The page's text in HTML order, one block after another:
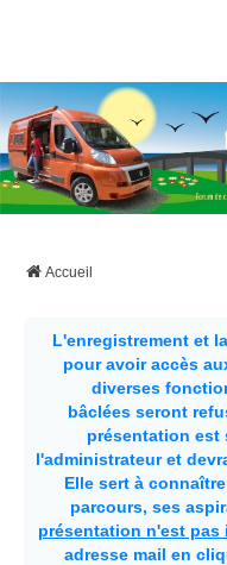
Fourgon-
Forum de conseils et
aménagés, vans et de
Accueil
L'enregistrement et
pour avoir accès
diverses
bâclées seront
présentation est
l'administrateur et
Elle sert à
parcours, ses
présentation n'est pas
adresse mail en